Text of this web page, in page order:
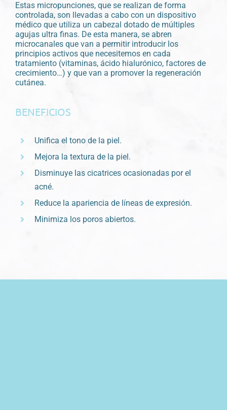
Estas micropunciones, que se realizan de forma
controlada, son llevadas a cabo con un dispositivo
médico que utiliza un cabezal dotado de múltiples
agujas ultra finas. De esta manera, se abren
microcanales que van a permitir introducir los
principios activos que necesitemos en cada
tratamiento (vitaminas, ácido hialurónico, factores de
crecimiento…) y que van a promover la regeneración
cutánea.
BENEFICIOS
Unifica el tono de la piel.
Mejora la textura de la piel.
Disminuye las cicatrices ocasionadas por el
acné.
Reduce la apariencia de líneas de expresión.
Minimiza los poros abiertos.